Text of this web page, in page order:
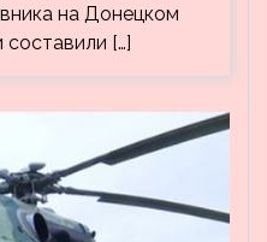
на Донецком
составили […]